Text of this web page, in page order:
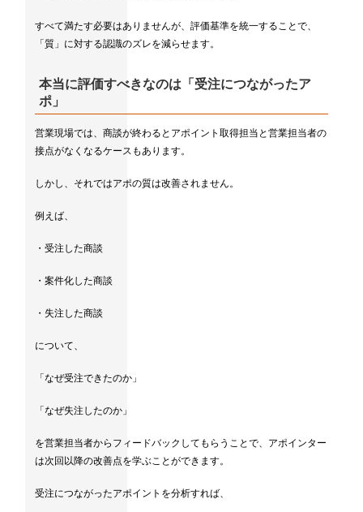
すべて満たす必要はありませんが、評価基準を統一することで、
「質」に対する認識のズレを減らせます。
本当に評価すべきなのは「受注につながったア
ポ」
営業現場では、商談が終わるとアポイント取得担当と営業担当者の
接点がなくなるケースもあります。
しかし、それではアポの質は改善されません。
例えば、
・受注した商談
・案件化した商談
・失注した商談
について、
「なぜ受注できたのか」
「なぜ失注したのか」
を営業担当者からフィードバックしてもらうことで、アポインター
は次回以降の改善点を学ぶことができます。
受注につながったアポイントを分析すれば、